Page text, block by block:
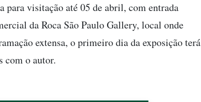
para visitação até 05 de abril, com entrada
da Roca São Paulo Gallery, local onde
extensa, o primeiro dia da exposição terá
com o autor.